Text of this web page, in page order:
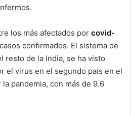
los más afectados por covid-
confirmados. El sistema de
resto de la India, se ha visto
el virus en el segundo país en el
pandemia, con más de 9.6